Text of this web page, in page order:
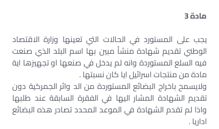
مادة 3
يجب على المستورد في الحالات التي تعينها وزارة الاقتصاد
الوطني تقديم شهادة منشأ مبين بها اسم البلد الذي صنعت
فيه السلع المستوردة وانه لم يدخل في صنعها او تجهيزها اية
مادة من منتجات اسرائيل ايا كان نسبتها .
ولايسمح باخراج البضائع المستوردة من الد وائر الجمركية دون
تقديم الشهادة المشار اليها في الفقرة السابقة عند طلبها
واذا لم تقدم الشهادة في الموعد المحدد تصادر هذه البضائع
اداريا .